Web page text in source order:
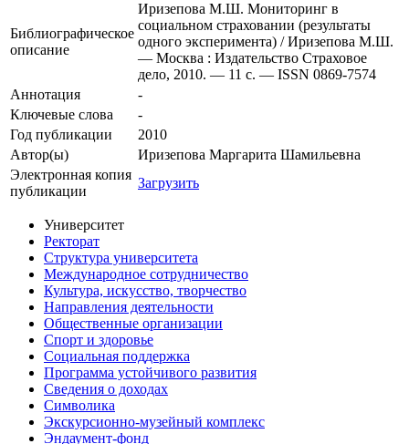
Библиографическое
описание
Иризепова М.Ш. Мониторинг в
социальном страховании (результаты
одного эксперимента) / Иризепова М.Ш.
— Москва : Издательство Страховое
дело, 2010. — 11 с. — ISSN 0869-7574
Аннотация
-
Ключевые cлова
-
Год публикации
2010
Автор(ы)
Иризепова Маргарита Шамильевна
Электронная копия
публикации
Загрузить
Университет
Ректорат
Структура университета
Международное сотрудничество
Культура, искусство, творчество
Направления деятельности
Общественные организации
Спорт и здоровье
Социальная поддержка
Программа устойчивого развития
Сведения о доходах
Символика
Экскурсионно-музейный комплекс
Эндаумент-фонд